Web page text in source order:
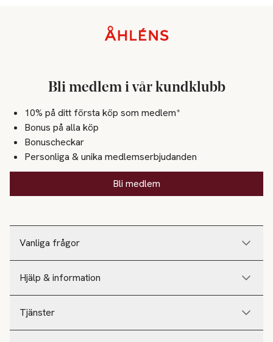
Vanliga frågor
Hjälp & information
Tjänster
Bli medlem i vår kundklubb
10% på ditt första köp som medlem*
Bonus på alla köp
Bonuscheckar
Personliga & unika medlemserbjudanden
Bli medlem